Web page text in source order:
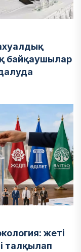
байқаушылар
жеті
талқылап